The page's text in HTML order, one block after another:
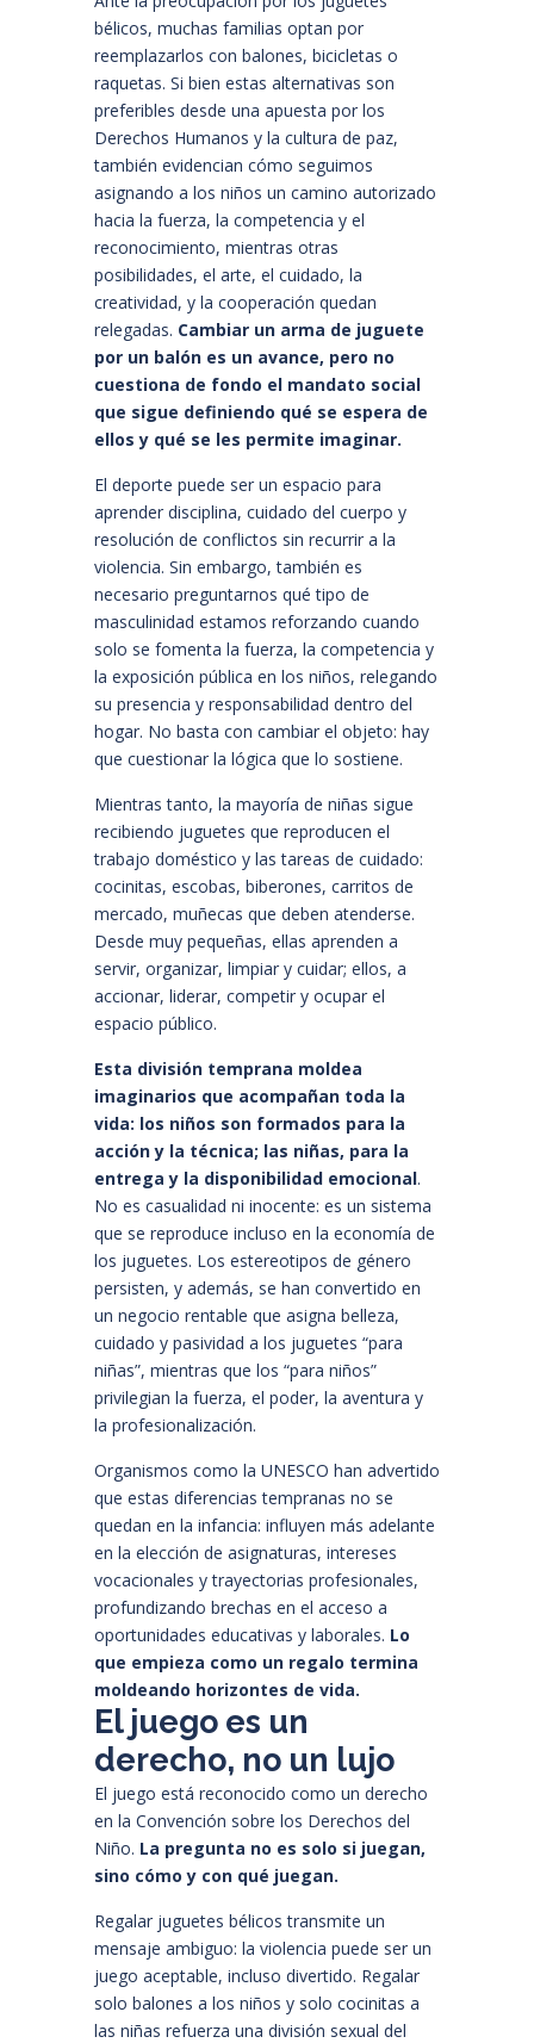
bélicos, muchas familias optan por
reemplazarlos con balones, bicicletas o
raquetas. Si bien estas alternativas son
preferibles desde una apuesta por los
Derechos Humanos y la cultura de paz,
también evidencian cómo seguimos
asignando a los niños un camino autorizado
hacia la fuerza, la competencia y el
reconocimiento, mientras otras
posibilidades, el arte, el cuidado, la
creatividad, y la cooperación quedan
relegadas. Cambiar un arma de juguete
por un balón es un avance, pero no
cuestiona de fondo el mandato social
que sigue definiendo qué se espera de
ellos y qué se les permite imaginar.
El deporte puede ser un espacio para
aprender disciplina, cuidado del cuerpo y
resolución de conflictos sin recurrir a la
violencia. Sin embargo, también es
necesario preguntarnos qué tipo de
masculinidad estamos reforzando cuando
solo se fomenta la fuerza, la competencia y
la exposición pública en los niños, relegando
su presencia y responsabilidad dentro del
hogar. No basta con cambiar el objeto: hay
que cuestionar la lógica que lo sostiene.
Mientras tanto, la mayoría de niñas sigue
recibiendo juguetes que reproducen el
trabajo doméstico y las tareas de cuidado:
cocinitas, escobas, biberones, carritos de
mercado, muñecas que deben atenderse.
Desde muy pequeñas, ellas aprenden a
servir, organizar, limpiar y cuidar; ellos, a
accionar, liderar, competir y ocupar el
espacio público.
Esta división temprana moldea
imaginarios que acompañan toda la
vida: los niños son formados para la
acción y la técnica; las niñas, para la
entrega y la disponibilidad emocional.
No es casualidad ni inocente: es un sistema
que se reproduce incluso en la economía de
los juguetes. Los estereotipos de género
persisten, y además, se han convertido en
un negocio rentable que asigna belleza,
cuidado y pasividad a los juguetes “para
niñas”, mientras que los “para niños”
privilegian la fuerza, el poder, la aventura y
la profesionalización.
Organismos como la UNESCO han advertido
que estas diferencias tempranas no se
quedan en la infancia: influyen más adelante
en la elección de asignaturas, intereses
vocacionales y trayectorias profesionales,
profundizando brechas en el acceso a
oportunidades educativas y laborales. Lo
que empieza como un regalo termina
moldeando horizontes de vida.
El juego es un
derecho, no un lujo
El juego está reconocido como un derecho
en la Convención sobre los Derechos del
Niño. La pregunta no es solo si juegan,
sino cómo y con qué juegan.
Regalar juguetes bélicos transmite un
mensaje ambiguo: la violencia puede ser un
juego aceptable, incluso divertido. Regalar
solo balones a los niños y solo cocinitas a
las niñas refuerza una división sexual del